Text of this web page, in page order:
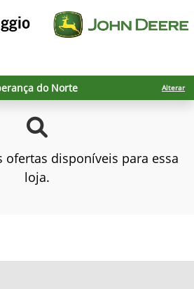
do Norte Alterar
ofertas disponíveis para essa
loja.